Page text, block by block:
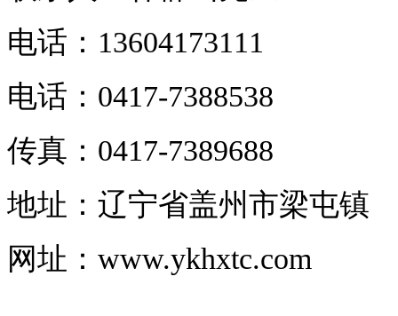
电话：13604173111
电话：0417-7388538
传真：0417-7389688
地址：辽宁省盖州市梁屯镇
网址 ： www.ykhxtc.com